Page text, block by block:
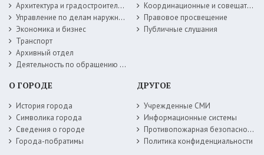
Архитектура и градостроительство
Управление по делам наружной рекламы
Экономика и бизнес
Транспорт
Архивный отдел
Деятельность по обращению с животными без владельцев
Координационные и совещательные органы
Правовое просвещение
Публичные слушания
О ГОРОДЕ
История города
Символика города
Сведения о городе
Города-побратимы
ДРУГОЕ
Учрежденные СМИ
Информационные системы
Противопожарная безопасность
Политика конфиденциальности